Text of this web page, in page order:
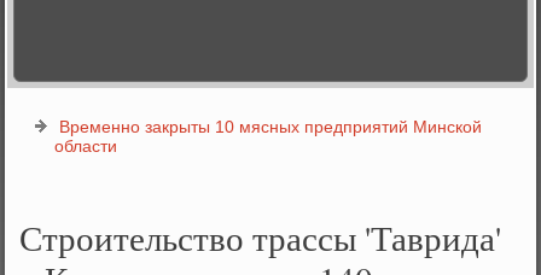
Временно закрыты 10 мясных предприятий Минской
области
Строительство трассы 'Таврида'